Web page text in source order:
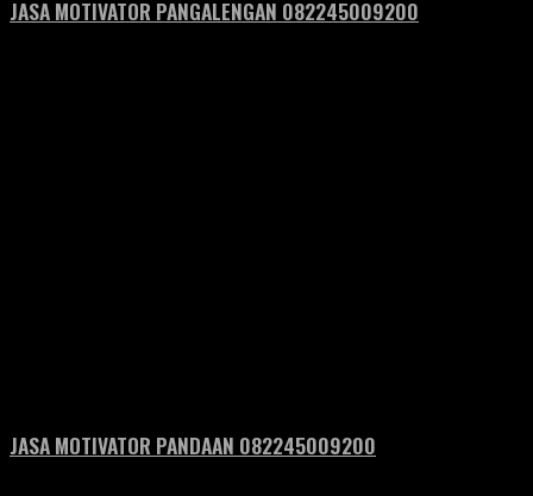
JASA MOTIVATOR PANGALENGAN 082245009200
JASA MOTIVATOR PANDAAN 082245009200